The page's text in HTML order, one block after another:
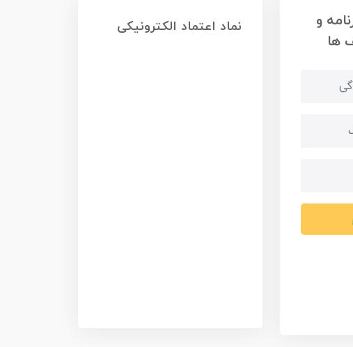
و
ها
نماد اعتماد الکترونیکی